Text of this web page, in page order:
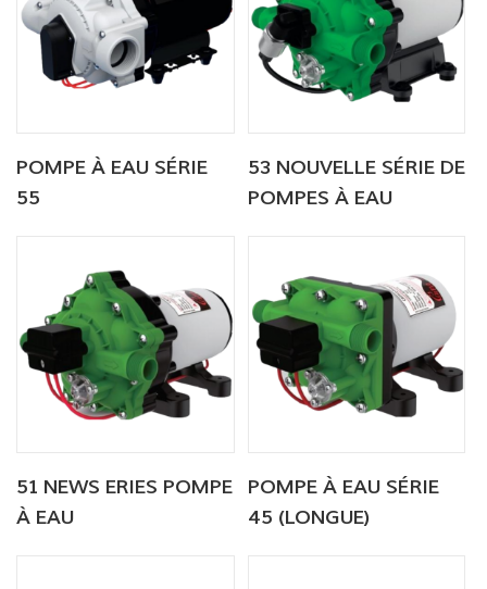
POMPE À EAU SÉRIE
55
53 NOUVELLE SÉRIE DE
POMPES À EAU
51 NEWS ERIES POMPE
À EAU
POMPE À EAU SÉRIE
45 (LONGUE)